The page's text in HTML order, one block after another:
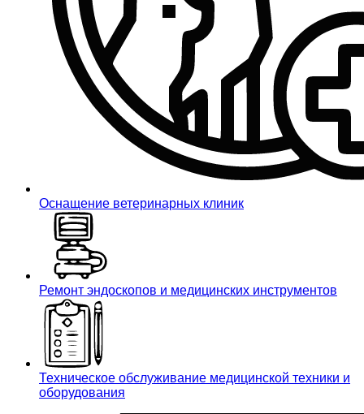
Оснащение ветеринарных клиник
Ремонт эндоскопов и медицинских инструментов
Техническое обслуживание медицинской техники и
оборудования